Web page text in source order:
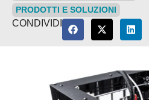
PRODOTTI E SOLUZIONI
CONDIVIDI